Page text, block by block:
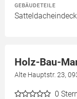
GEBÄUDETEILE
Holz-Bau-
Alte Hauptstr. 23,
0